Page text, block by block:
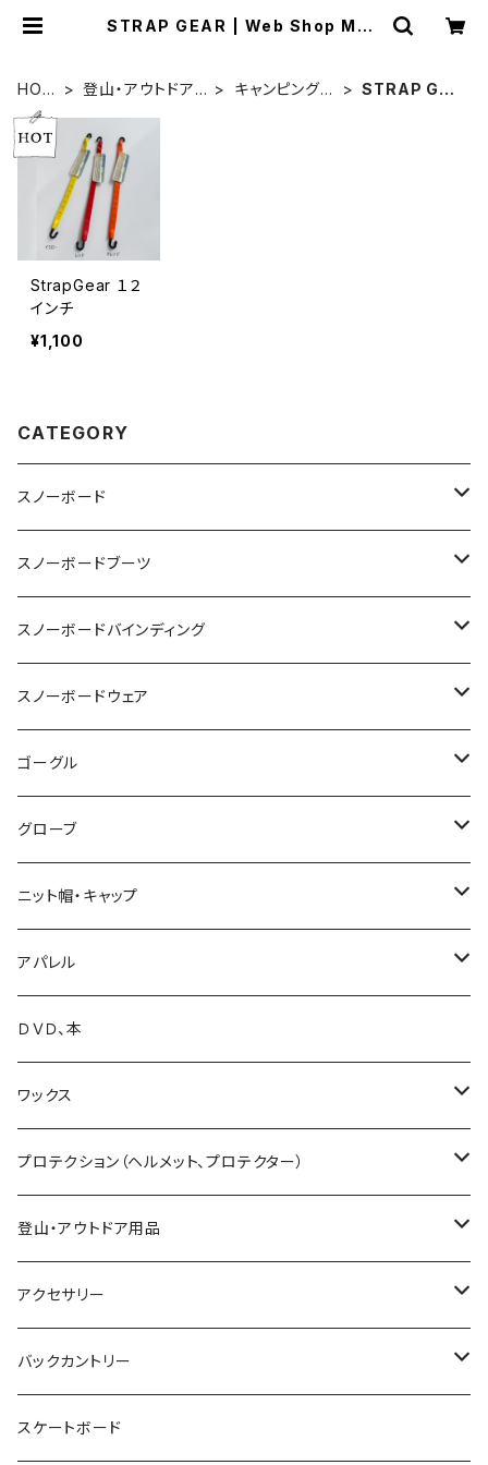
STRAP GEAR | Web Shop Mall
HOM
登山・アウトドア
キャンピング用
STRAP GE
StrapGear １２
インチ
¥1,100
CATEGORY
スノーボード
OGASAKA
24-25 OGASAKA
25-26 OGASAKA
SCOOTER
24-25 SCOOTER
25-26 SCOOTER
YONEX
23-24 YONEX
24-25 YONEX
011 Artistic
BC STREAM
23-24 BC STREAM
24-25 BC STREAM
UNIT
23-24 UNIT
24-25 UNIT
GENTEMSTICK
18-19 GENTEMSTICK
19-20 GENTEMSTICK
26-27 GENTEMSTICK
FIELDEARTH
CAPITA
MOSS snowboards
23-24 MOSS Snowboards
24-25 MOSS Snowboards
CROOJA
24-25 CROOJA
25-26 CROOJA
SPREAD
23-24 SPREAD
24-25 SPREAD
GREEN.LAB
24-25 GREEN.LAB
LIB TECH
スノーボードブーツ
DEELUXE
24-25 DEELUXE
25-26 DEELUXE
BURTON
K2 TT snowsurfer boots
23-24 K2 TT Snowsurfer Boots
24-25 K2 TT Snowsufer Boots
スノーボードバインディング
BURTON
UNION
24-25 UNION
25-26 UNION
FLUX
24-25 FLUX
25-26 FLUX
SP BINDING
NOW BINDINGS
SPARK R&D
Karakoram
SALOMON
YONEX
PLATE PIA
FLEX BOOSTER TOOL
スノーボードウェア
VOLCOM
GREEN CLOTHING
DAKAINE
P.RHYTHM
TETON BROS.
ゴーグル
OAKLEY
DRAGON
DICE
BANK
GOODMAN
SWANS
SMITH GOGGLE
グローブ
EB'S
VOLCOM
DAKINE
HESTRA
ニット帽・キャップ
LADE Beanie
ファイントラック
GENTEMSTICK
アパレル
VOLCOM
GREEN CLOTHING
LADE Clothing
バンザイペイント
ＤＶＤ、本
ワックス
GALLIUM WAX
固形ワックス（フッ素無し）
固形ワックス（フッ素あり）
COSLABO WAX
プロテクション（ヘルメット、プロテクター）
BERN HELMET
sandbox helmet
EB'S
DICE HELMET
登山・アウトドア用品
トレッキングシューズ
SCARPA
レインウェア
フィントラック
ベースレイヤー
アクセサリー
サングラス
オークリー
バッグ
バックカントリー
ＭＳＲ
スケートボード